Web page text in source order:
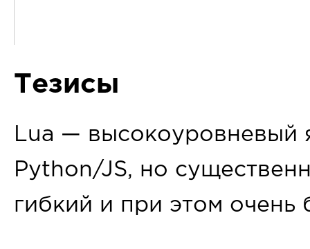
Тезисы
Lua — высокоуровневый
Python/JS, но
гибкий и при этом очень